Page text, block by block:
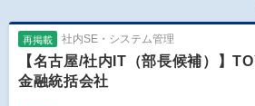
再掲載 社内SE・システム管理
【名古屋/社内IT（部長候補）】
金融統括会社